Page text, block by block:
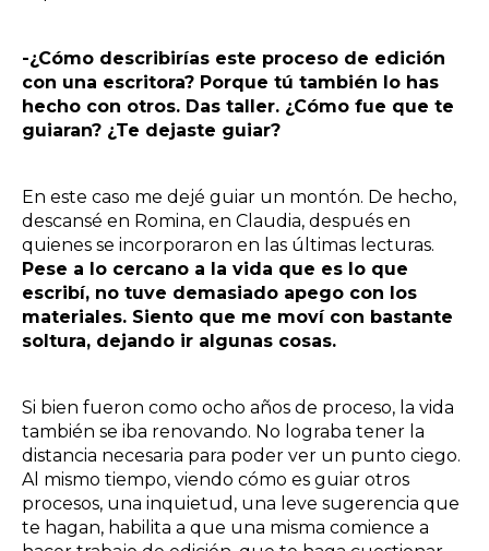
-¿Cómo describirías este proceso de edición
con una escritora? Porque tú también lo has
hecho con otros. Das taller. ¿Cómo fue que te
guiaran? ¿Te dejaste guiar?
En este caso me dejé guiar un montón. De hecho,
descansé en Romina, en Claudia, después en
quienes se incorporaron en las últimas lecturas.
Pese a lo cercano a la vida que es lo que
escribí, no tuve demasiado apego con los
materiales. Siento que me moví con bastante
soltura, dejando ir algunas cosas.
Si bien fueron como ocho años de proceso, la vida
también se iba renovando. No lograba tener la
distancia necesaria para poder ver un punto ciego.
Al mismo tiempo, viendo cómo es guiar otros
procesos, una inquietud, una leve sugerencia que
te hagan, habilita a que una misma comience a